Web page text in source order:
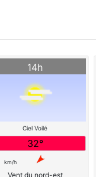
14h
Ciel Voilé
32°
km/h
Vent du nord-est